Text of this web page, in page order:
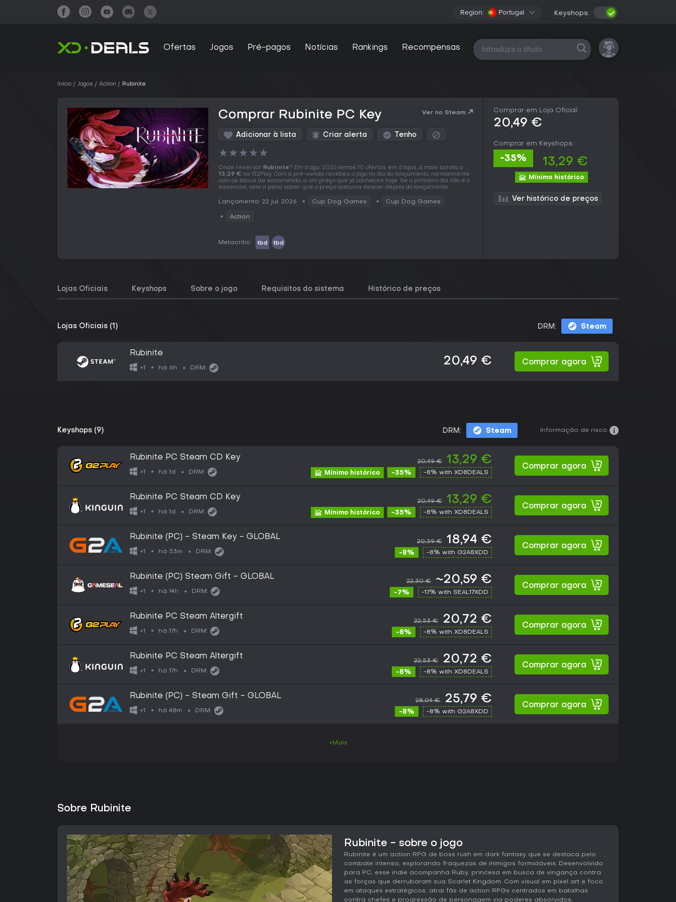
Region: Portugal Keyshops:
Ofertas Jogos Pré-pagos Notícias Rankings Recompensas Todas as plataformas
Início Jogos Action Rubinite
Comprar Rubinite PC Key Ver no Steam
Adicionar à lista Criar alerta Tenho
★★★★★
Onde reservar Rubinite? Em 6 ago. 2026 temos 10 ofertas em 6 lojas, a mais barata a
13,29 € na G2Play. Com a pré-venda recebes o jogo no dia do lançamento, normalmente
com os bónus de encomenda, a um preço que já conheces hoje. Se o primeiro dia não é o
essencial, vale a pena saber que o preço costuma descer depois do lançamento.
Lançamento: 22 jul. 2026 Cup Dog Games Cup Dog Games
Action
Metacritic: tbd tbd
Comprar em Loja Oficial:
20,49 €
Comprar em Keyshops:
-35% 13,29 €
Mínimo histórico
Ver histórico de preços
Lojas Oficiais Keyshops Sobre o jogo Requisitos do sistema Histórico de preços
Lojas Oficiais (1) DRM: Steam
Rubinite
+1 há 6h DRM:
20,49 € Comprar agora
Keyshops (9) DRM: Steam Informação de risco:
Rubinite PC Steam CD Key
+1 há 1d DRM:
20,49 € 13,29 €
Mínimo histórico -35% -8% with XD8DEALS
Comprar agora
Rubinite PC Steam CD Key
+1 há 1d DRM:
20,49 € 13,29 €
Mínimo histórico -35% -8% with XD8DEALS
Comprar agora
Rubinite (PC) - Steam Key - GLOBAL
+1 há 53m DRM:
20,59 € 18,94 €
-8% -8% with G2A8XDD
Comprar agora
Rubinite (PC) Steam Gift - GLOBAL
+1 há 14h DRM:
22,30 € ~20,59 €
-7% -17% with SEAL17XDD
Comprar agora
Rubinite PC Steam Altergift
+1 há 17h DRM:
22,53 € 20,72 €
-8% -8% with XD8DEALS
Comprar agora
Rubinite PC Steam Altergift
+1 há 17h DRM:
22,53 € 20,72 €
-8% -8% with XD8DEALS
Comprar agora
Rubinite (PC) - Steam Gift - GLOBAL
+1 há 48m DRM:
28,04 € 25,79 €
-8% -8% with G2A8XDD
Comprar agora
+Mais
Sobre Rubinite
Rubinite - sobre o jogo
Rubinite é um action RPG de boss rush em dark fantasy que se destaca pelo
combate intenso, explorando fraquezas de inimigos formidáveis. Desenvolvido
para PC, esse indie acompanha Ruby, princesa em busca de vingança contra
as forças que derrubaram sua Scarlet Kingdom. Com visual em pixel art e foco
em ataques estratégicos, atrai fãs de action RPGs centrados em batalhas
contra chefes e progressão de personagem via poderes absorvidos.